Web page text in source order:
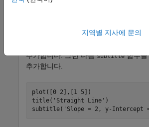
부제목 추가하기
추가합니다. 그런 다음subtitle함수를
추가합니다.
plot([0 2],[1 5])
title( 'Straight Line' )
subtitle( 'Slope = 2, y-Intercept
지역별 지사에 문의